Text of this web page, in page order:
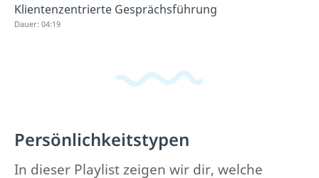
Klientenzentrierte Gesprächsführung
Dauer: 04:19
Persönlichkeitstypen
In dieser Playlist zeigen wir dir, welche